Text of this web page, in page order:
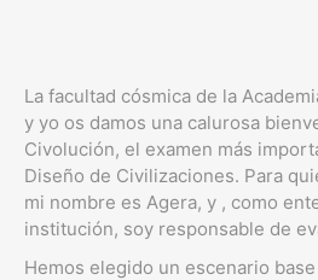
La facultad cósmica de la
y yo os damos una calurosa
Civolución, el examen más
Diseño de Civilizaciones. Para
mi nombre es Agera, y , como
institución, soy responsable de
Hemos elegido un escenario